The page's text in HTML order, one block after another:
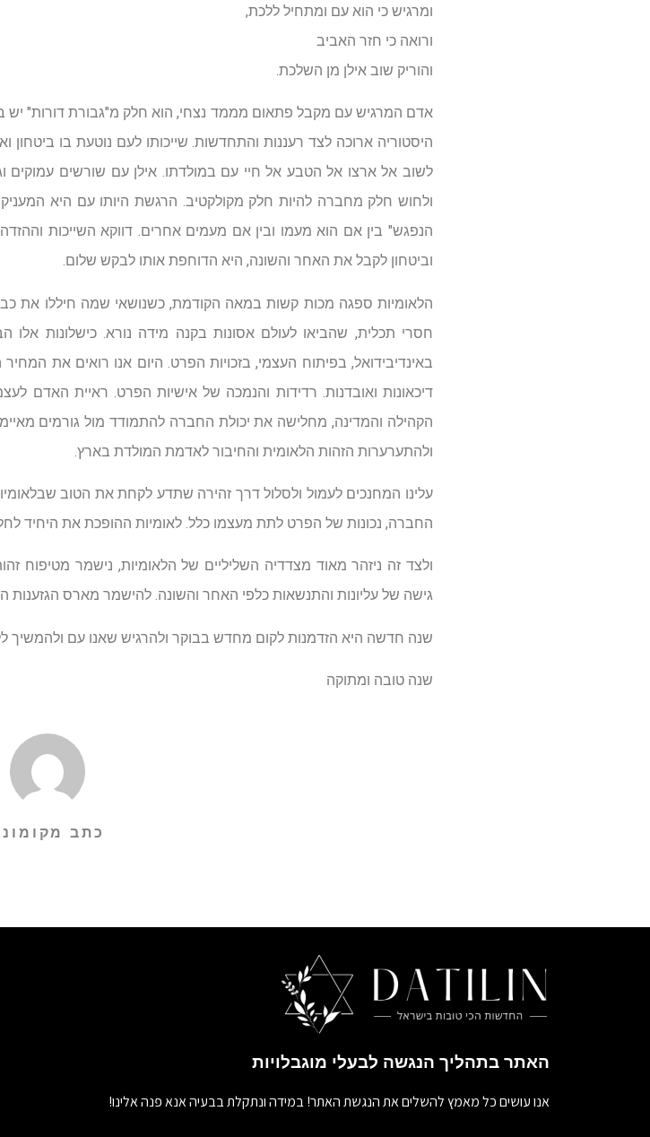
ומרגיש כי הוא עם ומתחיל ללכת,
ורואה כי חזר האביב
והוריק שוב אילן מן השלכת.
אדם המרגיש עם מקבל פתאום מממד נצחי, הוא חלק מ"גבורת דורות" יש
היסטוריה ארוכה לצד רעננות והתחדשות. שייכותו לעם נוטעת בו ביטחון
לשוב אל ארצו אל הטבע אל חיי עם במולדתו. אילן עם שורשים
ולחוש חלק מחברה להיות חלק מקולקטיב. הרגשת היותו עם היא
הנפגש" בין אם הוא מעמו ובין אם מעמים אחרים. דווקא השייכות
וביטחון לקבל את האחר והשונה, היא הדוחפת אותו לבקש שלום.
הלאומיות ספגה מכות קשות במאה הקודמת, כשנושאי שמה חיללו את
חסרי תכלית, שהביאו לעולם אסונות בקנה מידה נורא. כישלונות
באינדיבידואל, בפיתוח העצמי, בזכויות הפרט. היום אנו רואים את
דיכאונות ואובדנות. רדידות והנמכה של אישיות הפרט. ראיית
הקהילה והמדינה, מחלישה את יכולת החברה להתמודד מול גורמים
ולהתערערות הזהות הלאומית והחיבור לאדמת המולדת בארץ.
עלינו המחנכים לעמול ולסלול דרך זהירה שתדע לקחת את הטוב
החברה, נכונות של הפרט לתת מעצמו כלל. לאומיות ההופכת את היחיד
ולצד זה ניזהר מאוד מצדדיה השליליים של הלאומיות, נישמר מטיפוח
גישה של עליונות והתנשאות כלפי האחר והשונה. להישמר מארס
שנה חדשה היא הזדמנות לקום מחדש בבוקר ולהרגיש שאנו עם ולהמשיך
שנה טובה ומתוקה
כתב
האתר בתהליך הנגשה לבעלי מוגבלויות
אנו עושים כל מאמץ להשלים את הנגשת האתר! במידה ונתקלת בבעיה אנא פנה אלינו!